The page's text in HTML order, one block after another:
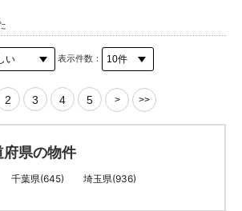
表示件数：
2 3 4 5 > >>
県の物件
千葉県(645) 埼玉県(936)